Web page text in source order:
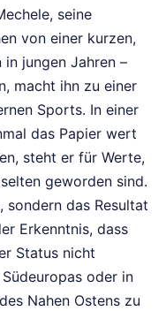
seine
von einer kurzen,
in jungen Jahren –
macht ihn zu einer
Sports. In einer
das Papier wert
steht er für Werte,
geworden sind.
sondern das Resultat
Erkenntnis, dass
Status nicht
oder in
Nahen Ostens zu